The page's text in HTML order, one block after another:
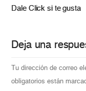
Dale Click si te gusta
Deja una
Tu dirección de correo
obligatorios están